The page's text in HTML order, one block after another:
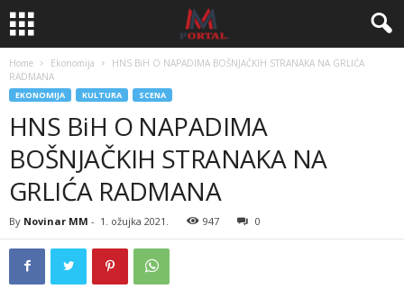
Home Ekonomija
HNS BiH O NAPADIMA BOŠNJAČKIH STRANAKA NA GRLIĆA
RADMANA
EKONOMIJA KULTURA SCENA
HNS BiH O NAPADIMA
BOŠNJAČKIH STRANAKA NA
GRLIĆA RADMANA
By Novinar MM - 1. ožujka 2021. 947 0